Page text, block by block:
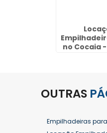
no Cocaia
OUTRAS
Empilhadeiras